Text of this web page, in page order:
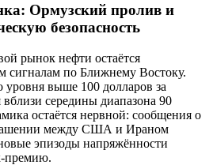
Ормузский пролив и
безопасность
рынок нефти остаётся
сигналам по Ближнему Востоку.
уровня выше 100 долларов за
вблизи середины диапазона 90
остаётся нервной: сообщения о
между США и Ираном
эпизоды напряжённости
премию.